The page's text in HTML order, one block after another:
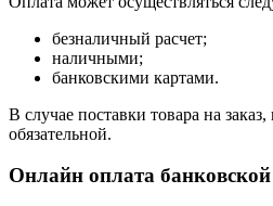
безналичный расчет;
наличными;
банковскими картами.
В случае поставки товара на заказ,
обязательной.
Онлайн оплата